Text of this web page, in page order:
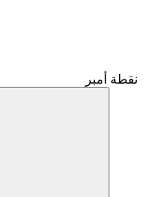
نقطة أمبر